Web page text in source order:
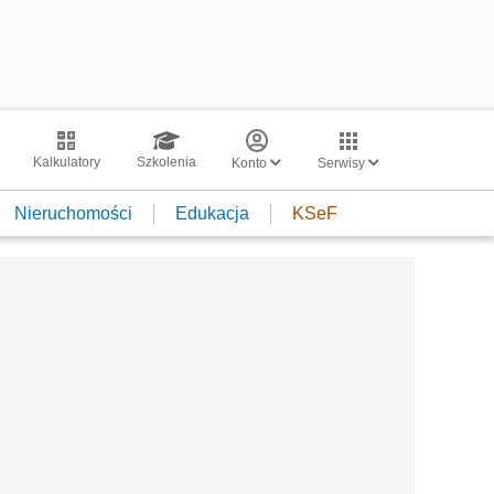
Kalkulatory Szkolenia Konto Serwisy
Nieruchomości Edukacja KSeF